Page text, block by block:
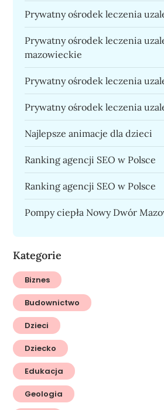
Prywatny ośrodek leczenia
Prywatny ośrodek leczenia
mazowieckie
Prywatny ośrodek leczenia
Prywatny ośrodek leczenia
Najlepsze animacje dla dzieci
Ranking agencji SEO w Polsce
Ranking agencji SEO w Polsce
Pompy ciepła Nowy Dwór
Kategorie
Biznes
Budownictwo
Dzieci
Dziecko
Edukacja
Geologia